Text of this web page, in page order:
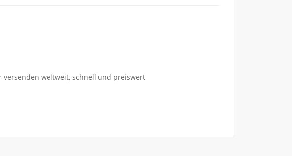
versenden weltweit, schnell und preiswert